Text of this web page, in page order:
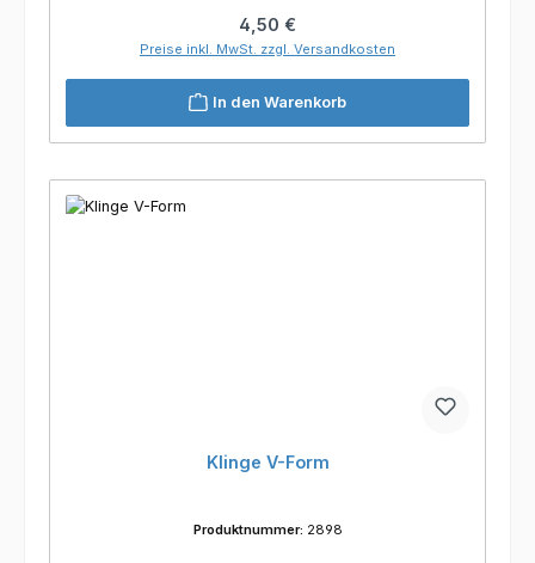
Regulärer Preis:
4,50 €
Preise inkl. MwSt. zzgl. Versandkosten
In den Warenkorb
Klinge V-Form
Produktnummer: 2898